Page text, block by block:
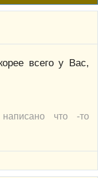
всего у Вас,
что -то